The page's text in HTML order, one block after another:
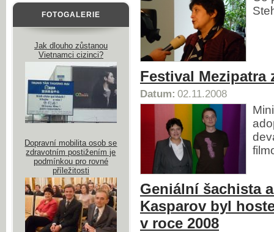
Festival Mezipatra
Datum: 02.11.2008
Geniální šachista
Kasparov byl
v roce 2008
FOTOGALERIE
Jak dlouho zůstanou
Vietnamci cizinci?
Dopravní mobilita osob se
zdravotním postižením je
podmínkou pro rovné
příležitosti